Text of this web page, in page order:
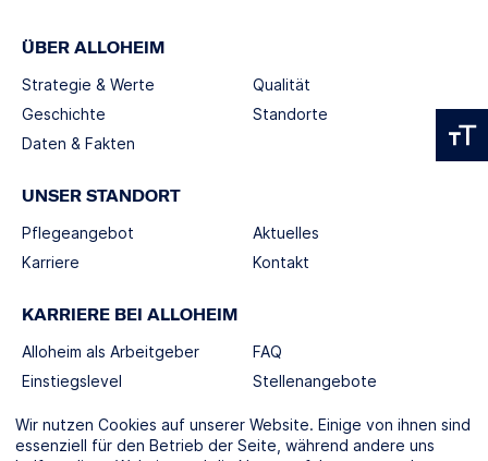
ÜBER ALLOHEIM
Strategie & Werte
Geschichte
Daten & Fakten
Qualität
Standorte
UNSER STANDORT
Pflegeangebot
Karriere
Aktuelles
Kontakt
KARRIERE BEI ALLOHEIM
Alloheim als Arbeitgeber
Einstiegslevel
FAQ
Stellenangebote
Wir nutzen Cookies auf unserer Website. Einige von ihnen sind
essenziell für den Betrieb der Seite, während andere uns